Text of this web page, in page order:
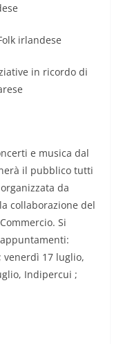
irlandese
in ricordo di
e musica dal
il pubblico tutti
da
collaborazione del
Si
venerdì 17 luglio,
Indipercui ;